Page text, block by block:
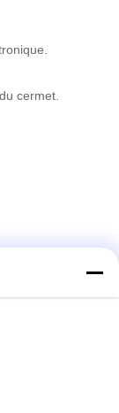
cermet.
sorte que nous
» qui est bien